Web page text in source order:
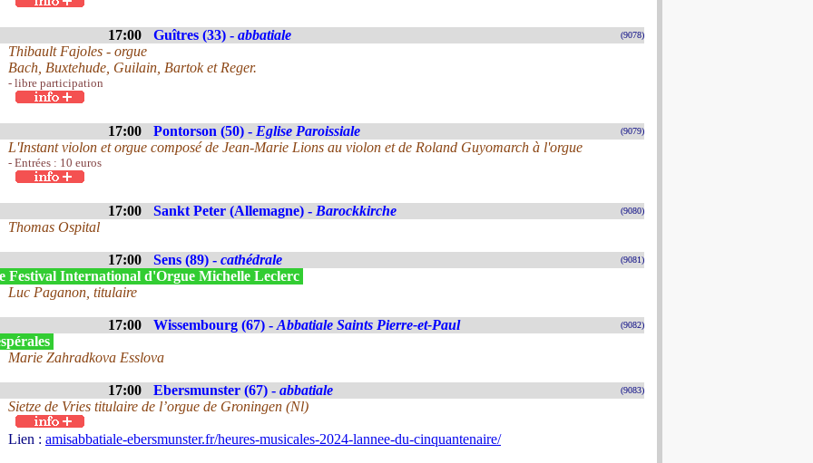
17:00 Guîtres (33) - abbatiale (9078)
Thibault Fajoles - orgue
Bach, Buxtehude, Guilain, Bartok et Reger.
- libre participation
17:00 Pontorson (50) - Eglise Paroissiale (9079)
L'Instant violon et orgue composé de Jean-Marie Lions au violon et de Roland Guyomarch à l'orgue
- Entrées : 10 euros
17:00 Sankt Peter (Allemagne) - Barockkirche (9080)
Thomas Ospital
17:00 Sens (89) - cathédrale (9081)
Festival International d'Orgue Michelle Leclerc
Luc Paganon, titulaire
17:00 Wissembourg (67) - Abbatiale Saints Pierre-et-Paul (9082)
Marie Zahradkova Esslova
17:00 Ebersmunster (67) - abbatiale (9083)
Sietze de Vries titulaire de l’orgue de Groningen (Nl)
Lien : amisabbatiale-ebersmunster.fr/heures-musicales-2024-lannee-du-cinquantenaire/